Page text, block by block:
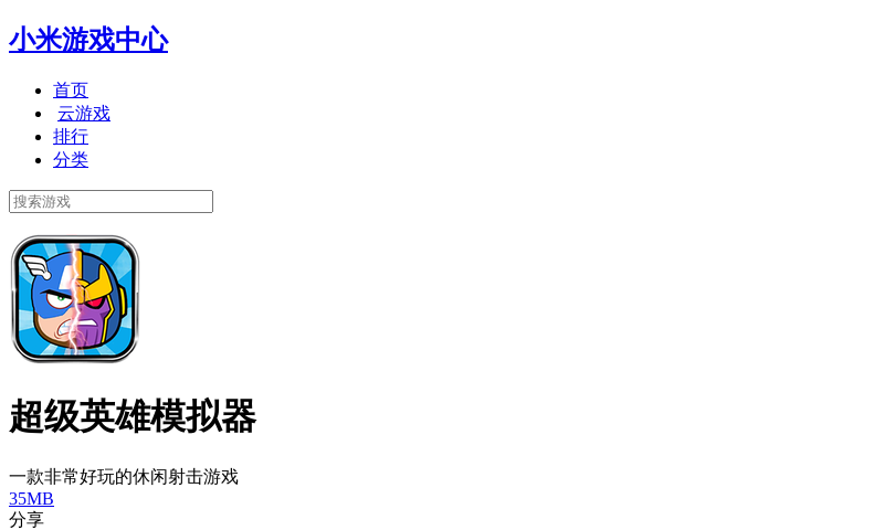
小米游戏中心
首页
云游戏
排行
分类
超级英雄模拟器
一款非常好玩的休闲射击游戏
35MB
分享